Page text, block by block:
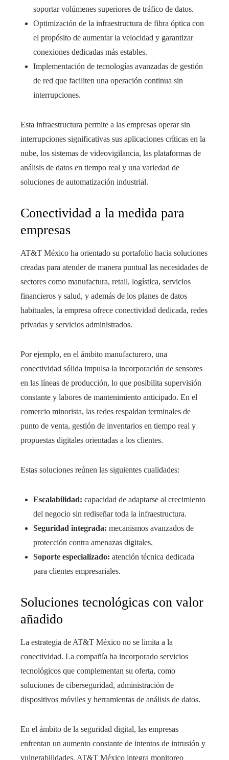
soportar volúmenes superiores de tráfico de datos.
Optimización de la infraestructura de fibra óptica con
el propósito de aumentar la velocidad y garantizar
conexiones dedicadas más estables.
Implementación de tecnologías avanzadas de gestión
de red que faciliten una operación continua sin
interrupciones.
Esta infraestructura permite a las empresas operar sin
interrupciones significativas sus aplicaciones críticas en la
nube, los sistemas de videovigilancia, las plataformas de
análisis de datos en tiempo real y una variedad de
soluciones de automatización industrial.
Conectividad a la medida para
empresas
AT&T México ha orientado su portafolio hacia soluciones
creadas para atender de manera puntual las necesidades de
sectores como manufactura, retail, logística, servicios
financieros y salud, y además de los planes de datos
habituales, la empresa ofrece conectividad dedicada, redes
privadas y servicios administrados.
Por ejemplo, en el ámbito manufacturero, una
conectividad sólida impulsa la incorporación de sensores
en las líneas de producción, lo que posibilita supervisión
constante y labores de mantenimiento anticipado. En el
comercio minorista, las redes respaldan terminales de
punto de venta, gestión de inventarios en tiempo real y
propuestas digitales orientadas a los clientes.
Estas soluciones reúnen las siguientes cualidades:
Escalabilidad: capacidad de adaptarse al crecimiento
del negocio sin rediseñar toda la infraestructura.
Seguridad integrada: mecanismos avanzados de
protección contra amenazas digitales.
Soporte especializado: atención técnica dedicada
para clientes empresariales.
Soluciones tecnológicas con valor
añadido
La estrategia de AT&T México no se limita a la
conectividad. La compañía ha incorporado servicios
tecnológicos que complementan su oferta, como
soluciones de ciberseguridad, administración de
dispositivos móviles y herramientas de análisis de datos.
En el ámbito de la seguridad digital, las empresas
enfrentan un aumento constante de intentos de intrusión y
vulnerabilidades. AT&T México integra monitoreo